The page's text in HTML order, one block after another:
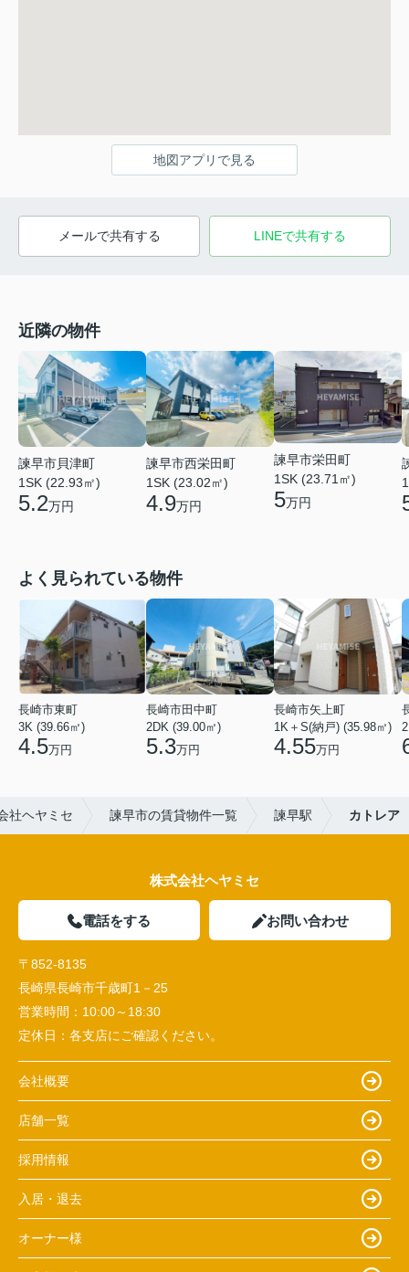
地図アプリで見る
メールで共有する LINEで共有する
近隣の物件
諫早市貝津町
1SK (22.93㎡)
5.2万円
諫早市西栄田町
1SK (23.02㎡)
4.9万円
諫早市栄田町
1SK (23.71㎡)
5万円
よく見られている物件
長崎市東町
3K (39.66㎡)
4.5万円
長崎市田中町
2DK (39.00㎡)
5.3万円
長崎市矢上町
1K＋S(納戸) (35.98㎡)
4.55万円
社ヘヤミセ 諫早市の賃貸物件一覧 諫早駅 カトレア
株式会社ヘヤミセ
電話をする お問い合わせ
〒852-8135
長崎県長崎市千歳町1－25
営業時間： 10:00～18:30
定休日： 各支店にご確認ください。
会社概要
店舗一覧
採用情報
入居・退去
オーナー様